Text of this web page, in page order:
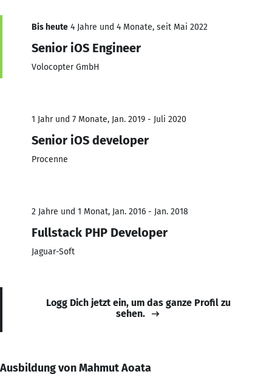
Bis heute 4 Jahre und 4 Monate, seit Mai 2022
Senior iOS Engineer
Volocopter GmbH
1 Jahr und 7 Monate, Jan. 2019 - Juli 2020
Senior iOS developer
Procenne
2 Jahre und 1 Monat, Jan. 2016 - Jan. 2018
Fullstack PHP Developer
Jaguar-Soft
Logg Dich jetzt ein, um das ganze Profil zu
sehen.
Ausbildung von Mahmut Aoata